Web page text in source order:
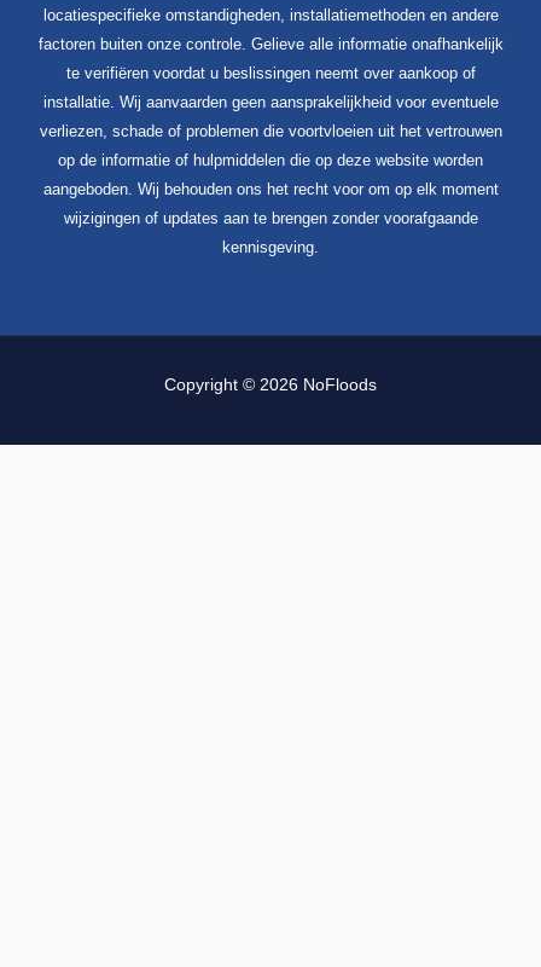
locatiespecifieke omstandigheden, installatiemethoden en andere
factoren buiten onze controle. Gelieve alle informatie onafhankelijk
te verifiëren voordat u beslissingen neemt over aankoop of
installatie. Wij aanvaarden geen aansprakelijkheid voor eventuele
verliezen, schade of problemen die voortvloeien uit het vertrouwen
op de informatie of hulpmiddelen die op deze website worden
aangeboden. Wij behouden ons het recht voor om op elk moment
wijzigingen of updates aan te brengen zonder voorafgaande
kennisgeving.
Copyright © 2026 NoFloods